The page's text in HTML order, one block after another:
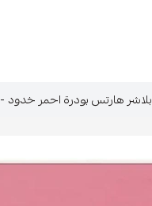
بلاشر هارتس بودرة احمر خدود - 004 روز بيري